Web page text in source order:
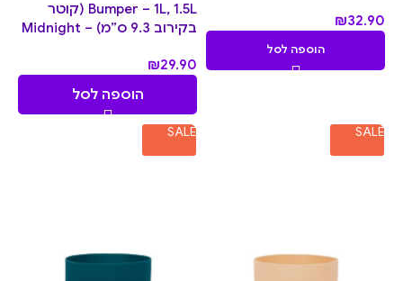
₪32.90
הוספה לסל
Bumper – 1L, 1.5L (קוטר
בקירוב 9.3 ס”מ) – Midnight
₪29.90
הוספה לסל
SALE
SALE